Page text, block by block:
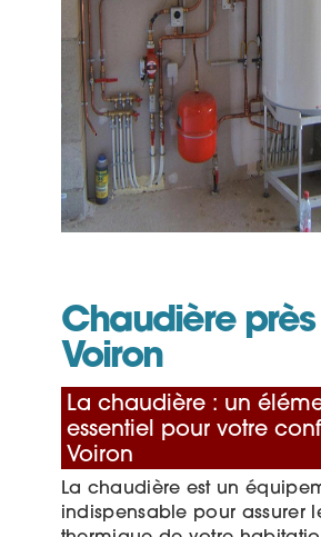
Chaudière
Voiron
La chaudière : un
essentiel pour votre
Voiron
La chaudière est un
indispensable pour assurer